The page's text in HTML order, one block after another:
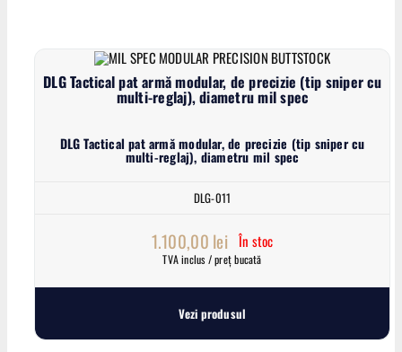
DLG Tactical pat armă modular, de precizie (tip sniper cu
multi-reglaj), diametru mil spec
DLG Tactical pat armă modular, de precizie (tip sniper cu
multi-reglaj), diametru mil spec
DLG-011
1.100,00 lei În stoc
TVA inclus / preț bucată
Vezi produsul